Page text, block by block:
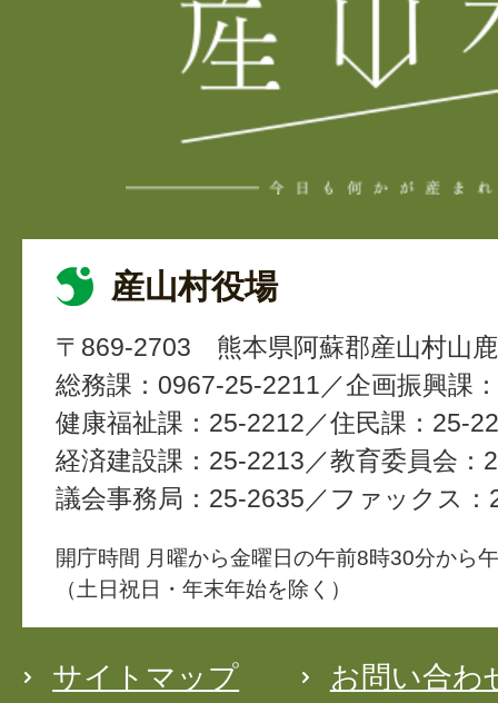
産山村役場
〒869-2703
熊本県阿蘇郡産山村山
総務課：0967-25-2211
企画振興課
健康福祉課：25-2212
住民課：25-
経済建設課：25-2213
教育委員会：
議会事務局：25-2635
ファックス：
開庁時間 月曜から金曜日の午前8時30分から
（土日祝日・年末年始を除く）
サイトマップ
お問い合わ